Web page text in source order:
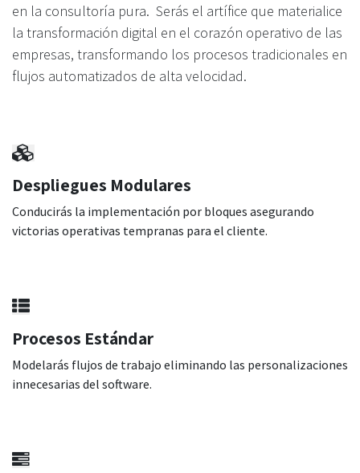
en la consultoría pura. Serás el artífice que materialice
la transformación digital en el corazón operativo de las
empresas, transformando los procesos tradicionales en
flujos automatizados de alta velocidad.
Despliegues Modulares
Conducirás la implementación por bloques asegurando
victorias operativas tempranas para el cliente.
Procesos Estándar
Modelarás flujos de trabajo eliminando las personalizaciones
innecesarias del software.